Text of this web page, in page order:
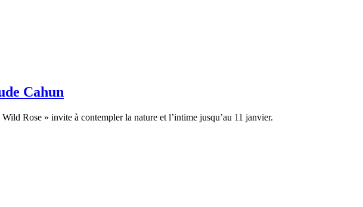
Cahun
Rose » invite à contempler la nature et l’intime jusqu’au 11 janvier.